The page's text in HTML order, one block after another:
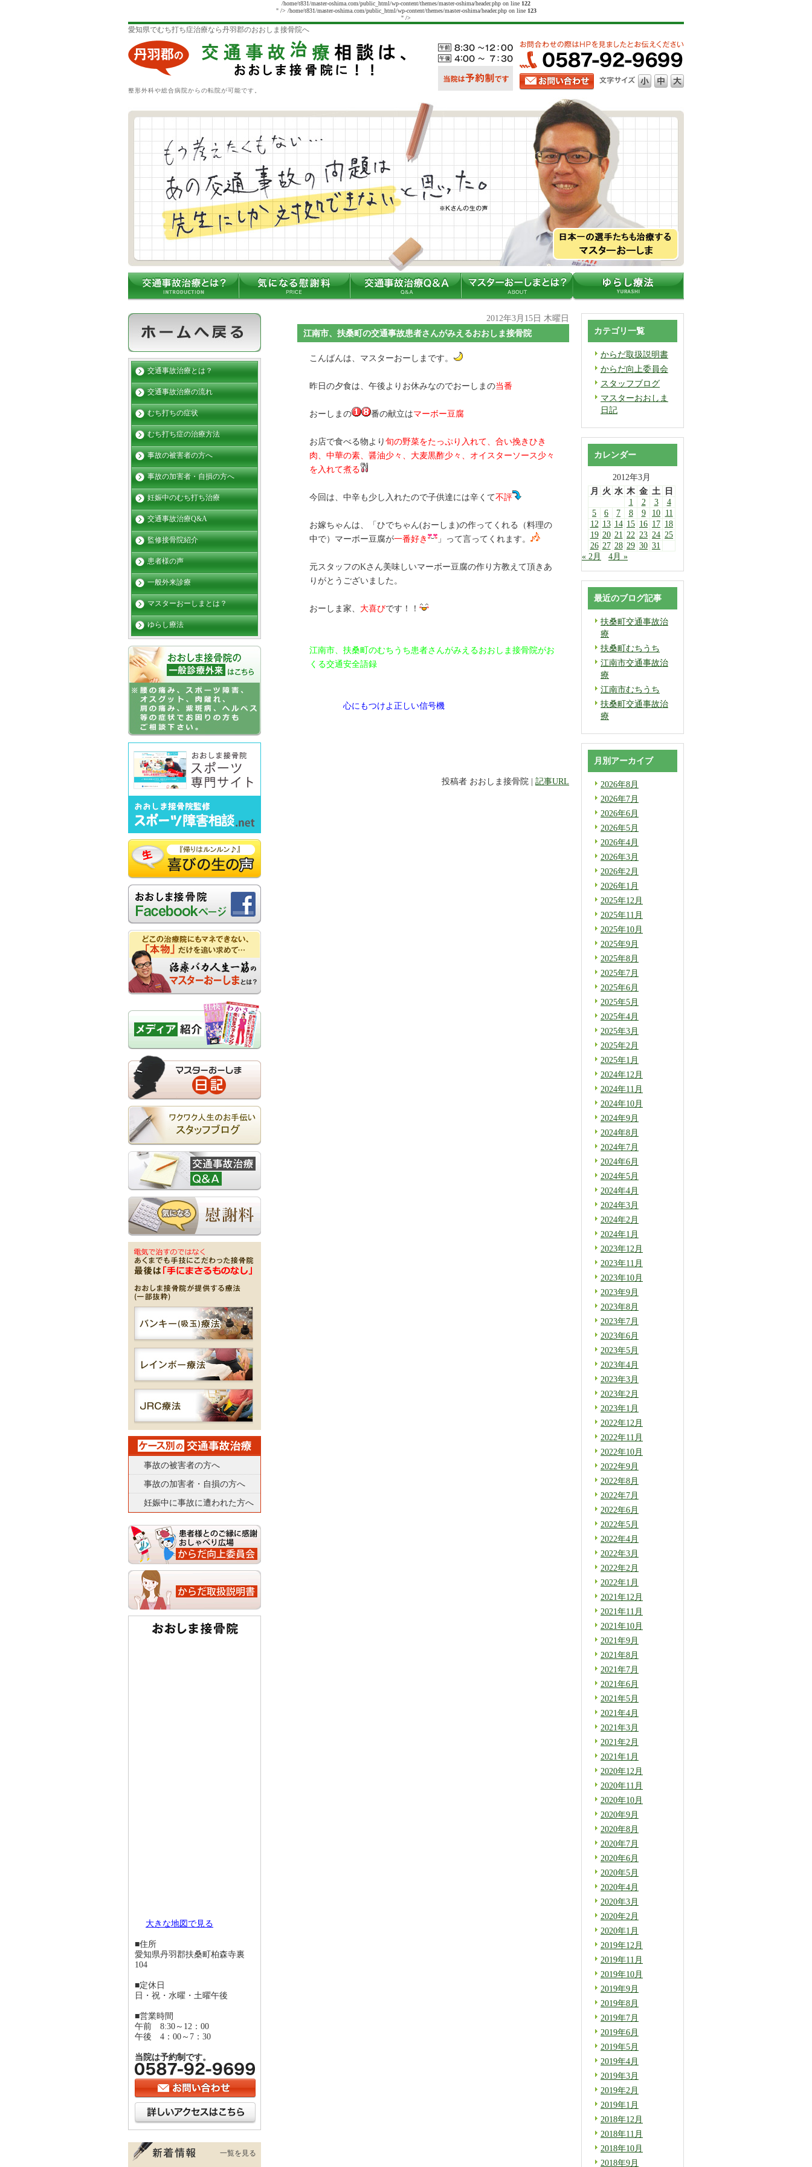
/home/t831/master-oshima.com/public_html/wp-content/themes/master-oshima/header.php on line 122
" /> /home/t831/master-oshima.com/public_html/wp-content/themes/master-oshima/header.php on line 123
" />
愛知県でむち打ち症治療なら丹羽郡のおおしま接骨院へ
整形外科や総合病院からの転院が可能です。
2012年3月15日 木曜日
江南市、扶桑町の交通事故患者さんがみえるおおしま接骨院
こんばんは、マスターおーしまです。
昨日の夕食は、午後よりお休みなのでおーしまの当番
おーしまの 番の献立はマーボー豆腐
お店で食べる物より旬の野菜をたっぷり入れて、合い挽きひき
肉、中華の素、醤油少々、大麦黒酢少々、オイスターソース少々
を入れて煮る
今回は、中辛も少し入れたので子供達には辛くて不評
お嫁ちゃんは、「ひでちゃん(おーしま)の作ってくれる（料理の
中で）マーボー豆腐が一番好き 」って言ってくれます。
元スタッフのKさん美味しいマーボー豆腐の作り方教えて頂きあ
りがとうございました。
おーしま家、 大喜びです！！
江南市、扶桑町のむちうち患者さんがみえるおおしま接骨院がお
くる交通安全語録
心にもつけよ正しい信号機
投稿者 おおしま接骨院 | 記事URL
カテゴリ一覧
からだ取扱説明書
からだ向上委員会
スタッフブログ
マスターおおしま
日記
カレンダー
2012年3月
月
火 水 木 金 土
日
1
2 3
4
5
6 7 8 9 10 11
12 13 14 15 16 17 18
19 20 21 22 23 24 25
26 27 28 29 30 31
« 2月
4月 »
最近のブログ記事
扶桑町交通事故治
療
扶桑町むちうち
江南市交通事故治
療
江南市むちうち
扶桑町交通事故治
療
月別アーカイブ
2026年8月
2026年7月
2026年6月
2026年5月
2026年4月
2026年3月
2026年2月
2026年1月
2025年12月
2025年11月
2025年10月
2025年9月
2025年8月
2025年7月
2025年6月
2025年5月
2025年4月
2025年3月
2025年2月
2025年1月
2024年12月
2024年11月
2024年10月
2024年9月
2024年8月
2024年7月
2024年6月
2024年5月
2024年4月
2024年3月
2024年2月
2024年1月
2023年12月
2023年11月
2023年10月
2023年9月
2023年8月
2023年7月
2023年6月
2023年5月
2023年4月
2023年3月
2023年2月
2023年1月
2022年12月
2022年11月
2022年10月
2022年9月
2022年8月
2022年7月
2022年6月
2022年5月
2022年4月
2022年3月
2022年2月
2022年1月
2021年12月
2021年11月
2021年10月
2021年9月
2021年8月
2021年7月
2021年6月
2021年5月
2021年4月
2021年3月
2021年2月
2021年1月
2020年12月
2020年11月
2020年10月
2020年9月
2020年8月
2020年7月
2020年6月
2020年5月
2020年4月
2020年3月
2020年2月
2020年1月
2019年12月
2019年11月
2019年10月
2019年9月
2019年8月
2019年7月
2019年6月
2019年5月
2019年4月
2019年3月
2019年2月
2019年1月
2018年12月
2018年11月
2018年10月
2018年9月
交通事故治療とは？
交通事故治療の流れ
むち打ちの症状
むち打ち症の治療方法
事故の被害者の方へ
事故の加害者・自損の方へ
妊娠中のむち打ち治療
交通事故治療Q&A
監修接骨院紹介
患者様の声
一般外来診療
マスターおーしまとは？
ゆらし療法
事故の被害者の方へ
事故の加害者・自損の方へ
妊娠中に事故に遭われた方へ
大きな地図で見る
■住所
愛知県丹羽郡扶桑町柏森寺裏
104
■定休日
日・祝・水曜・土曜午後
■営業時間
午前 8:30～12：00
午後 4：00～7：30
当院は予約制です。
一覧を見る